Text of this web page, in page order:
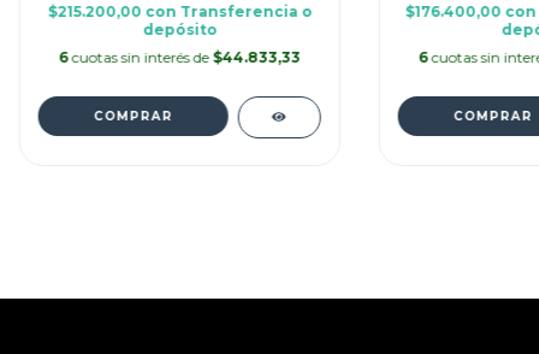
$215.200,00 con Transferencia o
depósito
6 cuotas sin interés de $44.833,33
COMPRAR
$176.400,00 con
6 cuotas sin
COMPRAR